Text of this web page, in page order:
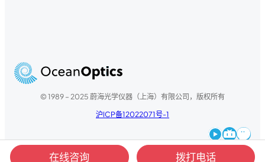
© 1989 – 2025 蔚海光学仪器（上海）有限公司，版权所有
沪ICP备12022071号-1
Youku Bilibili WeChat
在线咨询 拨打电话